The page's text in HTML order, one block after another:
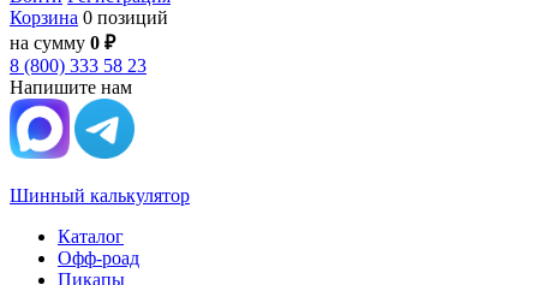
Корзина 0 позиций
на сумму 0 ₽
8 (800) 333 58 23
Напишите нам
Шинный калькулятор
Каталог
Офф-роад
Пикапы